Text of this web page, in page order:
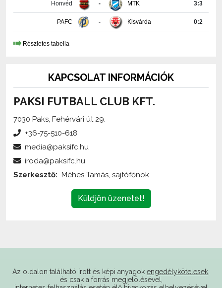
PAFC Kisvárda 0:2
Részletes tabella
PAKSI FUTBALL CLUB KFT.
7030 Paks, Fehérvári út 29.
Küldjön üzenetet!
internetes felhasználás esetén élő hivatkozás elhelyezésével
(forrás: paksifc.hu) használhatóak fel.